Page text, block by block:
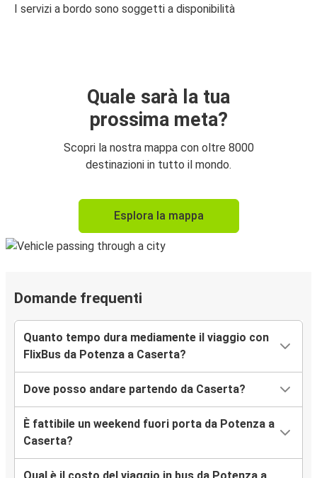
I servizi a bordo sono soggetti a disponibilità
Quale sarà la tua
prossima meta?
Scopri la nostra mappa con oltre 8000
destinazioni in tutto il mondo.
Esplora la mappa
Domande frequenti
Quanto tempo dura mediamente il viaggio con
FlixBus da Potenza a Caserta?
Dove posso andare partendo da Caserta?
È fattibile un weekend fuori porta da Potenza a
Caserta?